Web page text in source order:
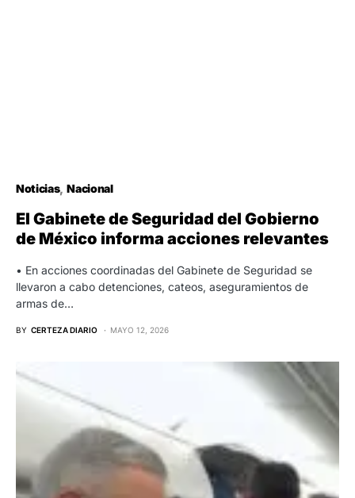
Noticias Nacional
El Gabinete de Seguridad del Gobierno
de México informa acciones relevantes
• En acciones coordinadas del Gabinete de Seguridad se
llevaron a cabo detenciones, cateos, aseguramientos de
armas de…
BY CERTEZA DIARIO MAYO 12, 2026